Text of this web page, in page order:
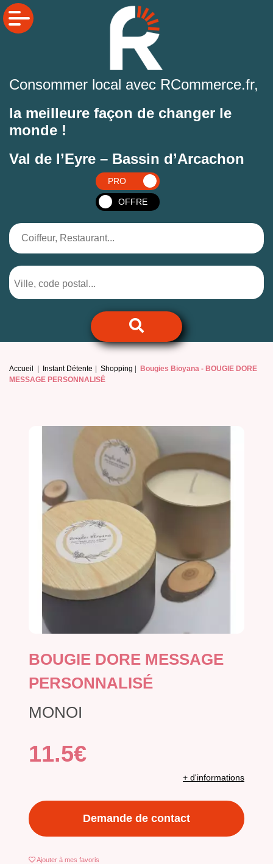
Consommer local avec RCommerce.fr,
la meilleure façon de changer le
monde !
Val de l’Eyre – Bassin d’Arcachon
PRO
OFFRE
Accueil Instant Détente Shopping Bougies Bioyana - BOUGIE DORE
MESSAGE PERSONNALISÉ
BOUGIE DORE MESSAGE
PERSONNALISÉ
MONOI
11.5€
+ d'informations
Demande de contact
Ajouter à mes favoris